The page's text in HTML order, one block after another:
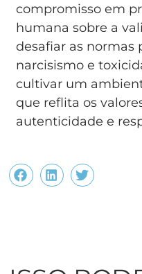
compromisso em
humana sobre a
desafiar as normas
narcisismo e
cultivar um
que reflita os
autenticidade e